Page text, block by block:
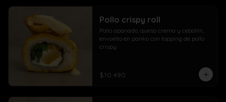
Pollo crispy roll
Pollo apanado, queso crema y cebollín,
envuelto en panko con topping de pollo
crispy
$10.490